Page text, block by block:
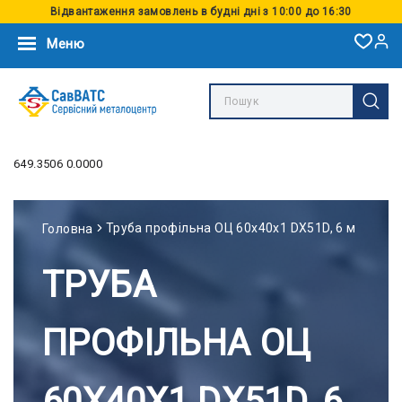
Відвантаження замовлень в будні дні з 10:00 до 16:30
Меню
649.3506 0.0000
Головна Труба профільна ОЦ 60x40x1 DX51D, 6 м
ТРУБА
ПРОФІЛЬНА ОЦ